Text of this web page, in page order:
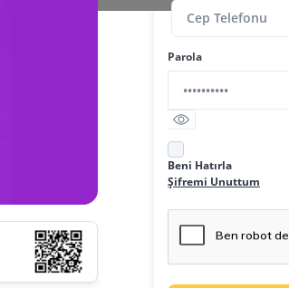
Parola
Beni Hatırla
Şifremi Unuttum